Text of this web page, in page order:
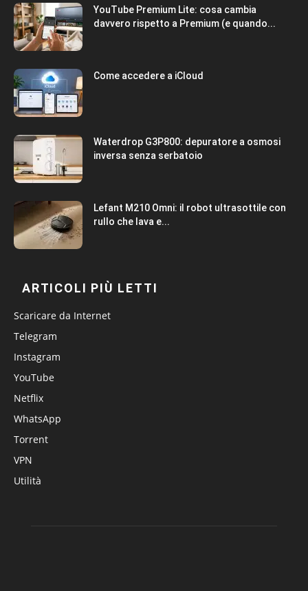
YouTube Premium Lite: cosa cambia
davvero rispetto a Premium (e quando...
Come accedere a iCloud
Waterdrop G3P800: depuratore a osmosi
inversa senza serbatoio
Lefant M210 Omni: il robot ultrasottile con
rullo che lava e...
ARTICOLI PIÙ LETTI
Scaricare da Internet
Telegram
Instagram
YouTube
Netflix
WhatsApp
Torrent
VPN
Utilità